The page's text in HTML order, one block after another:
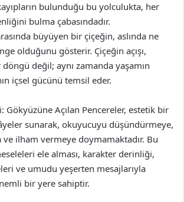
kayıpların bulunduğu bu yolculukta, her
bulma çabasındadır.
büyüyen bir çiçeğin, aslında ne
olduğunu gösterir. Çiçeğin açışı,
değil; aynı zamanda yaşamın
içsel gücünü temsil eder.
Gökyüzüne Açılan Pencereler, estetik bir
sunarak, okuyucuyu düşündürmeye,
ilham vermeye doymamaktadır. Bu
ele alması, karakter derinliği,
ve umudu yeşerten mesajlarıyla
bir yere sahiptir.